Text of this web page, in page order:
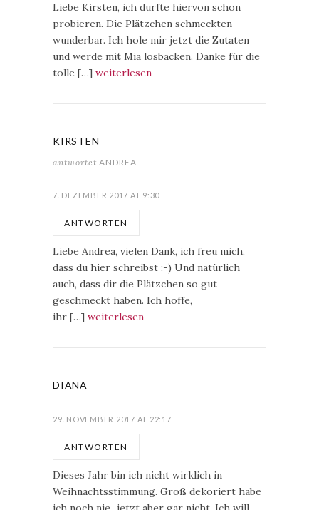
Liebe Kirsten, ich durfte hiervon schon
probieren. Die Plätzchen schmeckten
wunderbar. Ich hole mir jetzt die Zutaten
und werde mit Mia losbacken. Danke für die
tolle […] weiterlesen
KIRSTEN
antwortet ANDREA
7. DEZEMBER 2017 AT 9:30
ANTWORTEN
Liebe Andrea, vielen Dank, ich freu mich,
dass du hier schreibst :-) Und natürlich
auch, dass dir die Plätzchen so gut
geschmeckt haben. Ich hoffe,
ihr […] weiterlesen
DIANA
29. NOVEMBER 2017 AT 22:17
ANTWORTEN
Dieses Jahr bin ich nicht wirklich in
Weihnachtsstimmung. Groß dekoriert habe